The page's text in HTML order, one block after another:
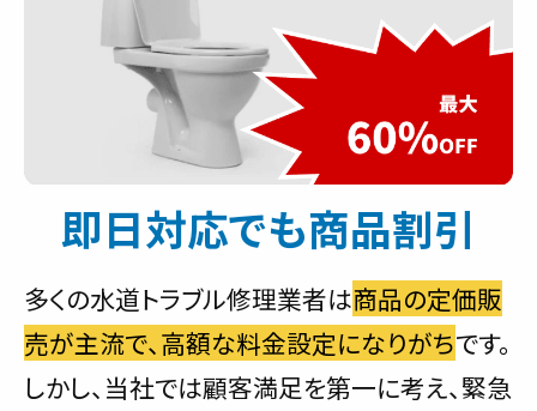
即日対応でも商品割引
多くの水道トラブル修理業者は商品の定価販
売が主流で、高額な料金設定になりがちです。
しかし、当社では顧客満足を第一に考え、緊急